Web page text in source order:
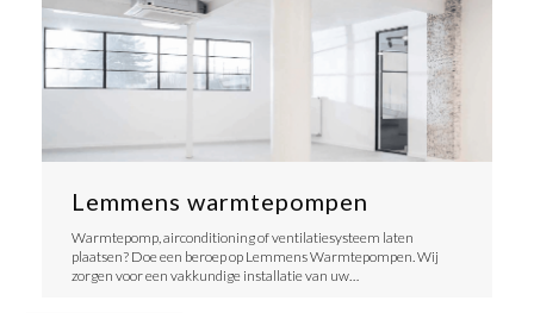
Lemmens warmtepompen
Warmtepomp, airconditioning of ventilatiesysteem laten
plaatsen? Doe een beroep op Lemmens Warmtepompen. Wij
zorgen voor een vakkundige installatie van uw…